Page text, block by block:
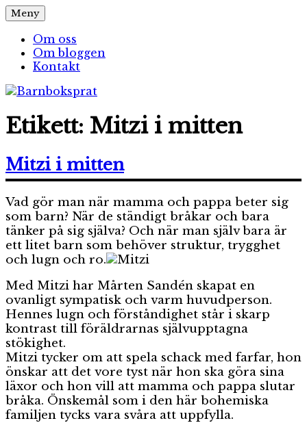
Hoppa
till
innehåll
Barnboksprat
– en blogg om barnböcker
Meny
Om oss
Om bloggen
Kontakt
Etikett: Mitzi i mitten
Mitzi i mitten
Vad gör man när mamma och pappa beter sig
som barn? När de ständigt bråkar och bara
tänker på sig själva? Och när man själv bara är
ett litet barn som behöver struktur, trygghet
och lugn och ro.
Med Mitzi har Mårten Sandén skapat en
ovanligt sympatisk och varm huvudperson.
Hennes lugn och förståndighet står i skarp
kontrast till föräldrarnas självupptagna
stökighet.
Mitzi tycker om att spela schack med farfar, hon
önskar att det vore tyst när hon ska göra sina
läxor och hon vill att mamma och pappa slutar
bråka. Önskemål som i den här bohemiska
familjen tycks vara svåra att uppfylla.